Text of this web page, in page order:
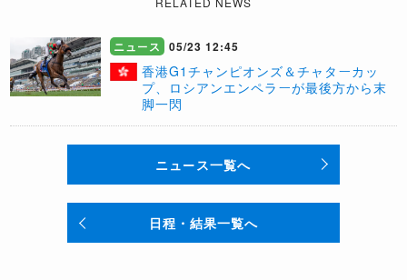
ニュース 05/23 12:45
​香港G1チャンピオンズ＆チャターカッ
プ、ロシアンエンペラーが最後方から末
脚一閃
ニュース一覧へ
日程・結果一覧へ